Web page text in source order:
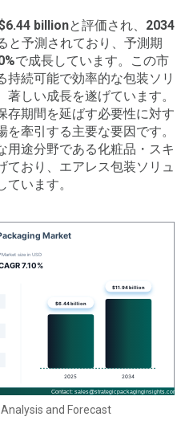
billionと評価され、 2034
と予測されており、予測期
で成長しています。この市
続可能で効率的な包装ソリ
しい成長を遂げています。
存期間を延ばす必要性に対す
牽引する主要な要因です。
用途分野である化粧品・スキ
ており、エアレス包装ソリュ
います。
and Forecast